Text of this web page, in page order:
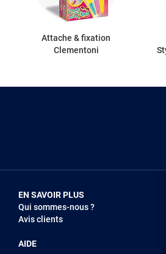
Attache & fixation
Clementoni
EN SAVOIR PLUS
Qui sommes-nous ?
Avis clients
AIDE